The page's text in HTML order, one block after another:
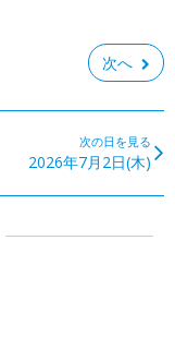
次へ
次の日を見る
2026年7月2日(木)